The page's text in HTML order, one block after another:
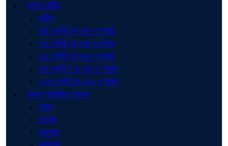
ক্লাশ রুটিন
রুটিন
৬ষ্ঠ শ্রেণী (ক এবং খ শাখা)
৭ম শ্রেণী (ক এবং খ শাখা)
৮ম শ্রেণী (ক এবং খ শাখা)
৯ম শ্রেণী ( ক এবং খ শাখা)
১০ম শ্রেণী (ক এবং খ শাখা)
সকল প্রতিষ্ঠান প্রধান
স্কুল
কলেজ
মাদ্রাসা